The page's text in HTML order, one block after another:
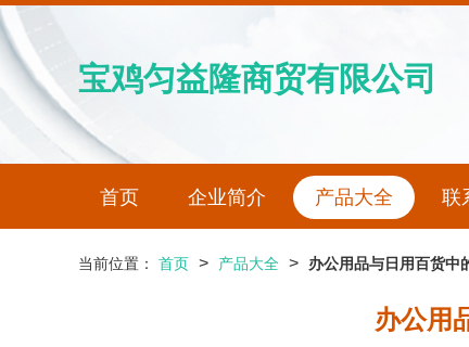
宝鸡匀益隆商贸有限公司
首页 企业简介 产品大全 联
当前位置： 首页 > 产品大全 > 办公用品与日用百货中
办公用